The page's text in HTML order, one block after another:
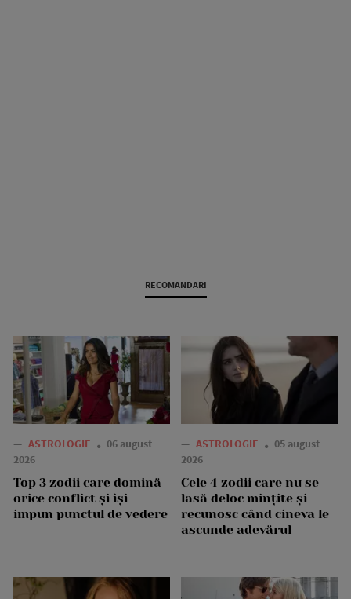
RECOMANDARI
— ASTROLOGIE
06 august
2026
Top 3 zodii care domină
orice conflict și își
impun punctul de vedere
— ASTROLOGIE
05 august
2026
Cele 4 zodii care nu se
lasă deloc mințite și
recunosc când cineva le
ascunde adevărul